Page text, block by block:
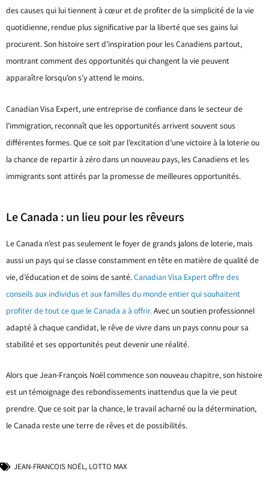
des causes qui lui tiennent à cœur et de profiter de la simplicité de la vie
quotidienne, rendue plus significative par la liberté que ses gains lui
procurent. Son histoire sert d’inspiration pour les Canadiens partout,
montrant comment des opportunités qui changent la vie peuvent
apparaître lorsqu’on s’y attend le moins.
Canadian Visa Expert, une entreprise de confiance dans le secteur de
l’immigration, reconnaît que les opportunités arrivent souvent sous
différentes formes. Que ce soit par l’excitation d’une victoire à la loterie ou
la chance de repartir à zéro dans un nouveau pays, les Canadiens et les
immigrants sont attirés par la promesse de meilleures opportunités.
Le Canada : un lieu pour les rêveurs
Le Canada n’est pas seulement le foyer de grands jalons de loterie, mais
aussi un pays qui se classe constamment en tête en matière de qualité de
vie, d’éducation et de soins de santé. Canadian Visa Expert offre des
conseils aux individus et aux familles du monde entier qui souhaitent
profiter de tout ce que le Canada a à offrir. Avec un soutien professionnel
adapté à chaque candidat, le rêve de vivre dans un pays connu pour sa
stabilité et ses opportunités peut devenir une réalité.
Alors que Jean-François Noël commence son nouveau chapitre, son histoire
est un témoignage des rebondissements inattendus que la vie peut
prendre. Que ce soit par la chance, le travail acharné ou la détermination,
le Canada reste une terre de rêves et de possibilités.
JEAN-FRANÇOIS NOËL, LOTTO MAX